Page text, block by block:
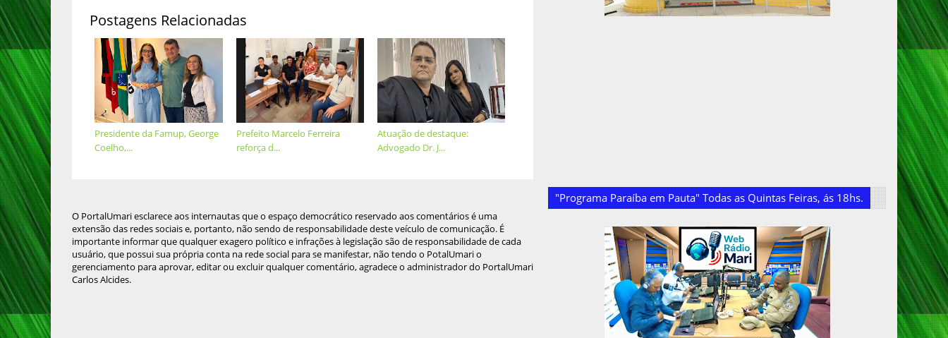
Postagens Relacionadas
Atuação de destaque:
Advogado Dr. J...
Prefeito Marcelo Ferreira
reforça d...
Presidente da Famup, George
Coelho,...
O PortalUmari esclarece aos internautas que o espaço democrático reservado aos comentários é uma
extensão das redes sociais e, portanto, não sendo de responsabilidade deste veículo de comunicação. É
importante informar que qualquer exagero político e infrações à legislação são de responsabilidade de cada
usuário, que possui sua própria conta na rede social para se manifestar, não tendo o PotalUmari o
gerenciamento para aprovar, editar ou excluir qualquer comentário, agradece o administrador do PortalUmari
Carlos Alcides.
"Programa Paraíba em Pauta" Todas as Quintas Feiras, ás 18hs.